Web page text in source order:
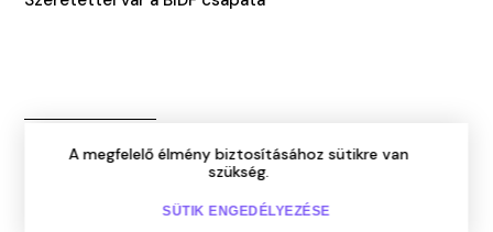
BEJELENTKEZÉS
HU/ENG
MEGOSZTÁS
A megfelelő élmény biztosításához sütikre van
szükség.
SÜTIK ENGEDÉLYEZÉSE